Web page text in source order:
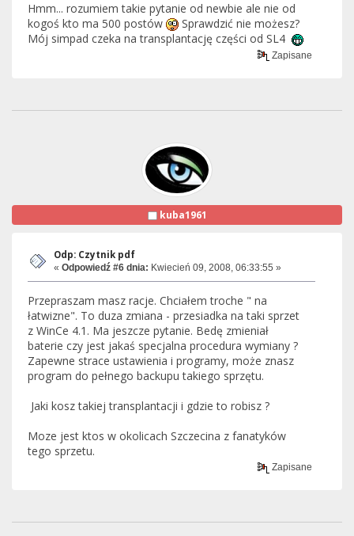
Hmm... rozumiem takie pytanie od newbie ale nie od
kogoś kto ma 500 postów
Sprawdzić nie możesz?
Mój simpad czeka na transplantację części od SL4
Zapisane
kuba1961
Odp: Czytnik pdf
« Odpowiedź #6 dnia: Kwiecień 09, 2008, 06:33:55 »
Przepraszam masz racje. Chciałem troche " na
łatwizne". To duza zmiana - przesiadka na taki sprzet
z WinCe 4.1. Ma jeszcze pytanie. Bedę zmieniał
baterie czy jest jakaś specjalna procedura wymiany ?
Zapewne strace ustawienia i programy, może znasz
program do pełnego backupu takiego sprzętu.
Jaki kosz takiej transplantacji i gdzie to robisz ?
Moze jest ktos w okolicach Szczecina z fanatyków
tego sprzetu.
Zapisane